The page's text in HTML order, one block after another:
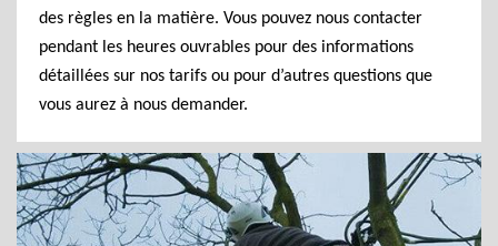
des règles en la matière. Vous pouvez nous contacter
pendant les heures ouvrables pour des informations
détaillées sur nos tarifs ou pour d’autres questions que
vous aurez à nous demander.